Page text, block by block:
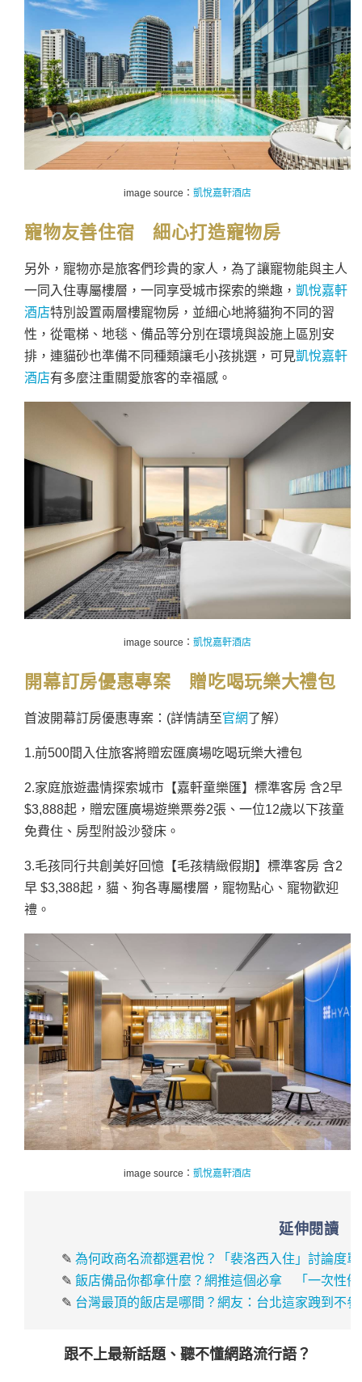
image source： 凱悅嘉軒酒店
寵物友善住宿 細心打造寵物房
另外，寵物亦是旅客們珍貴的家人，為了讓寵物能與主人
一同入住專屬樓層，一同享受城市探索的樂趣，凱悅嘉軒
酒店特別設置兩層樓寵物房，並細心地將貓狗不同的習
性，從電梯、地毯、備品等分別在環境與設施上區別安
排，連貓砂也準備不同種類讓毛小孩挑選，可見凱悅嘉軒
酒店有多麼注重關愛旅客的幸福感。
image source： 凱悅嘉軒酒店
開幕訂房優惠專案 贈吃喝玩樂大禮包
首波開幕訂房優惠專案：(詳情請至官網了解）
1.前500間入住旅客將贈宏匯廣場吃喝玩樂大禮包
2.家庭旅遊盡情探索城市【嘉軒童樂匯】標準客房 含2早
$3,888起，贈宏匯廣場遊樂票劵2張、一位12歲以下孩童
免費住、房型附設沙發床。
3.毛孩同行共創美好回憶【毛孩精緻假期】標準客房 含2
早 $3,388起，貓、狗各專屬樓層，寵物點心、寵物歡迎
禮。
image source： 凱悅嘉軒酒店
延伸閱讀
✎為何政商名流都選君悅？「裴洛西入住」討論度
✎飯店備品你都拿什麼？網推這個必拿 「一次性備
✎ 台灣最頂的飯店是哪間？網友：台北這家跩到不
跟不上最新話題、聽不懂網路流行語？